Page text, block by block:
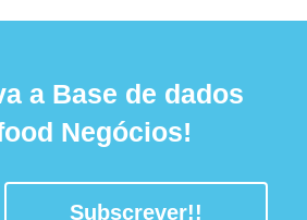
a Base de dados
Negócios!
Subscrever!!